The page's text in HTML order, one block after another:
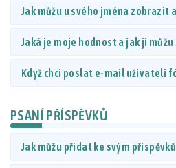
Jak můžu u svého jména zobrazit
Jaká je moje hodnost a jak ji
Když chci poslat e-mail uživateli
PSANÍ PŘÍSPĚVKŮ
Jak můžu přidat ke svým